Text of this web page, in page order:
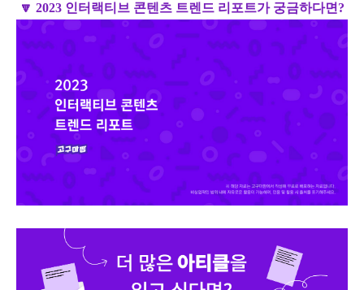
🔽 2023 인터랙티브 콘텐츠 트렌드 리포트가 궁금하다면?